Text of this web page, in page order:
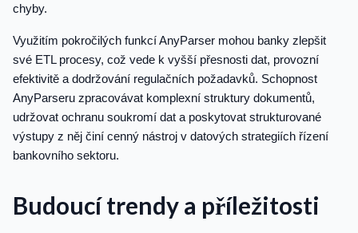
chyby.
Využitím pokročilých funkcí AnyParser mohou banky zlepšit
své ETL procesy, což vede k vyšší přesnosti dat, provozní
efektivitě a dodržování regulačních požadavků. Schopnost
AnyParseru zpracovávat komplexní struktury dokumentů,
udržovat ochranu soukromí dat a poskytovat strukturované
výstupy z něj činí cenný nástroj v datových strategiích řízení
bankovního sektoru.
Budoucí trendy a příležitosti